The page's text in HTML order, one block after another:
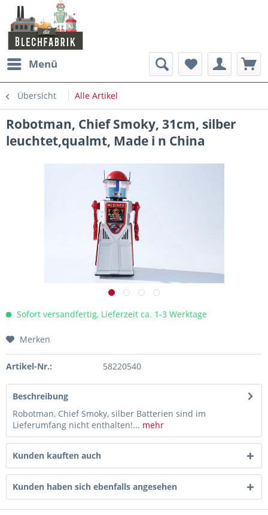
Menü
Übersicht Alle Artikel
Robotman, Chief Smoky, 31cm, silber
leuchtet,qualmt, Made i n China
Sofort versandfertig, Lieferzeit ca. 1-3 Werktage
Merken
Artikel-Nr.: 58220540
Beschreibung
Robotman, Chief Smoky, silber Batterien sind im
Lieferumfang nicht enthalten!... mehr
Kunden kauften auch
Kunden haben sich ebenfalls angesehen